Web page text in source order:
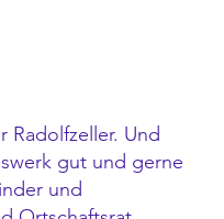
Radolfzeller. Und
gut und gerne
und